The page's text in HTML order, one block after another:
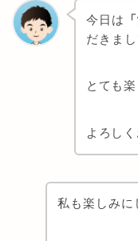
今日は
だきま
とても
よろし
私も楽しみに